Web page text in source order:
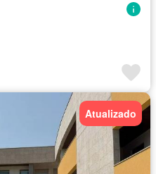
Atualizado